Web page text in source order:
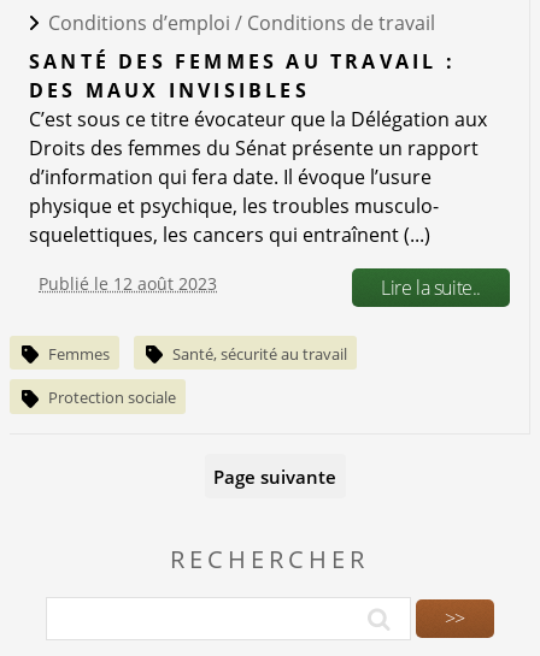
Conditions d’emploi / Conditions de travail
SANTÉ DES FEMMES AU TRAVAIL :
DES MAUX INVISIBLES
C’est sous ce titre évocateur que la Délégation aux
Droits des femmes du Sénat présente un rapport
d’information qui fera date. Il évoque l’usure
physique et psychique, les troubles musculo-
squelettiques, les cancers qui entraînent (...)
Publié le 12 août 2023 Lire la suite..
Femmes Santé, sécurité au travail
Protection sociale
Page suivante
RECHERCHER